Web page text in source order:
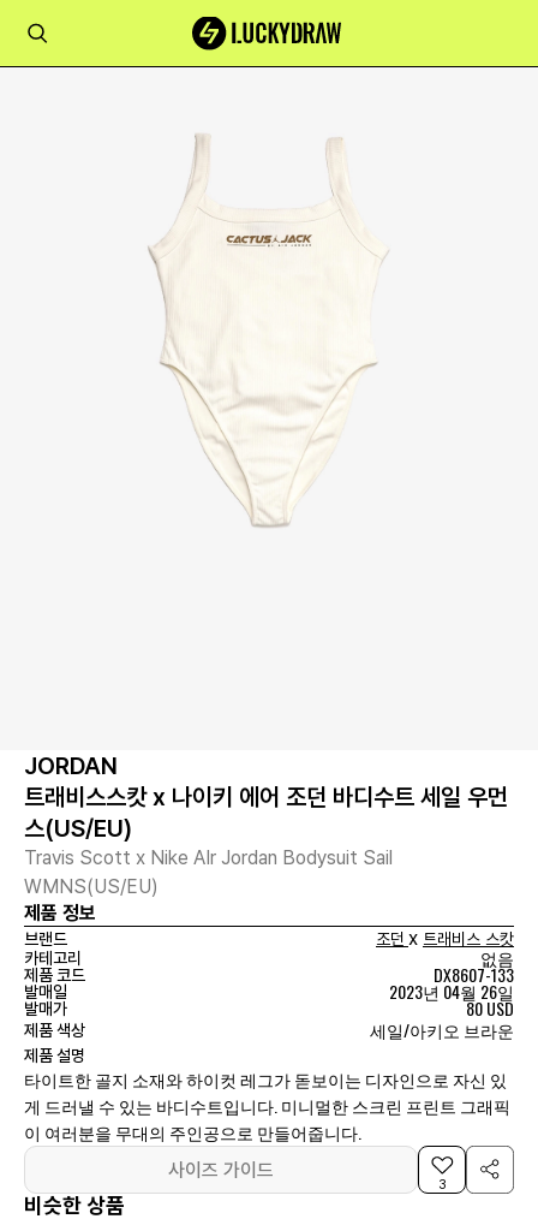
JORDAN
트래비스스캇 x 나이키 에어 조던 바디수트 세일 우먼
스(US/EU)
Travis Scott x Nike AIr Jordan Bodysuit Sail
WMNS(US/EU)
제품 정보
브랜드 조던 x 트래비스 스캇
카테고리
없음
제품 코드 DX8607-133
발매일 2023년 04월 26일
발매가 80 USD
제품 색상 세일/아키오 브라운
제품 설명
타이트한 골지 소재와 하이컷 레그가 돋보이는 디자인으로 자신 있
게 드러낼 수 있는 바디수트입니다. 미니멀한 스크린 프린트 그래픽
이 여러분을 무대의 주인공으로 만들어줍니다.
사이즈 가이드
3
비슷한 상품